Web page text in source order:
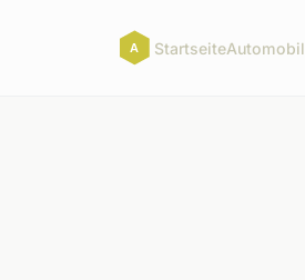
StartseiteAutomobil